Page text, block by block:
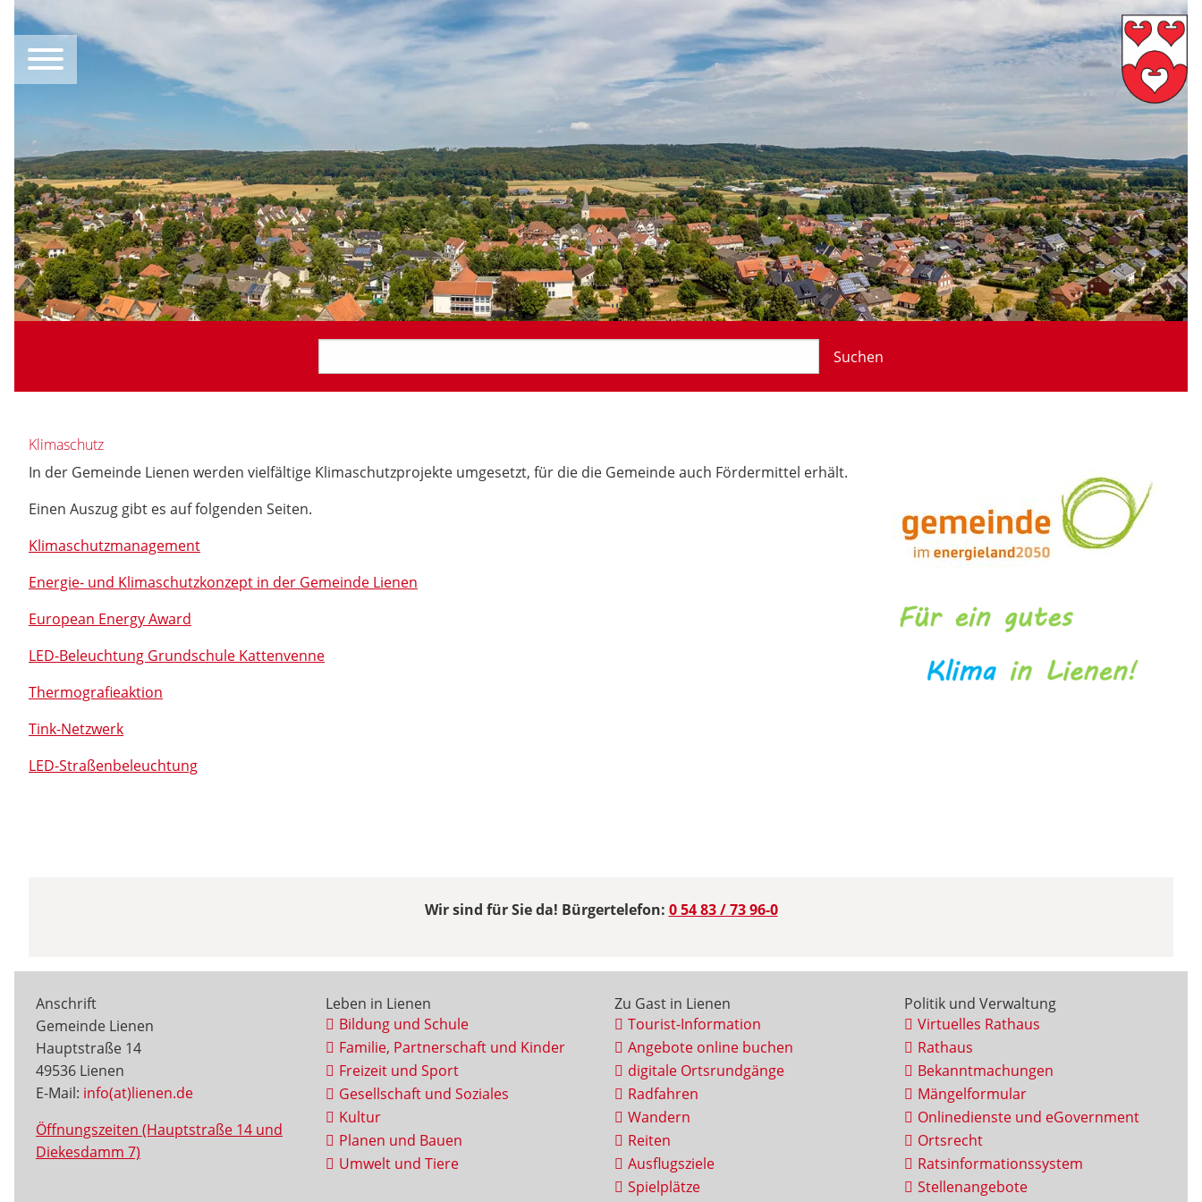
Suchen
Klimaschutz
In der Gemeinde Lienen werden vielfältige Klimaschutzprojekte umgesetzt, für die die Gemeinde auch Fördermittel erhält.
Einen Auszug gibt es auf folgenden Seiten.
Klimaschutzmanagement
Energie- und Klimaschutzkonzept in der Gemeinde Lienen
European Energy Award
LED-Beleuchtung Grundschule Kattenvenne
Thermografieaktion
Tink-Netzwerk
LED-Straßenbeleuchtung
Wir sind für Sie da! Bürgertelefon: 0 54 83 / 73 96-0
Anschrift
Gemeinde Lienen
Hauptstraße 14
49536 Lienen
E-Mail: info(at)lienen.de
Öffnungszeiten (Hauptstraße 14 und
Diekesdamm 7)
Leben in Lienen
Bildung und Schule
Familie, Partnerschaft und Kinder
Freizeit und Sport
Gesellschaft und Soziales
Kultur
Planen und Bauen
Umwelt und Tiere
Zu Gast in Lienen
Tourist-Information
Angebote online buchen
digitale Ortsrundgänge
Radfahren
Wandern
Reiten
Ausflugsziele
Spielplätze
Politik und Verwaltung
Virtuelles Rathaus
Rathaus
Bekanntmachungen
Mängelformular
Onlinedienste und eGovernment
Ortsrecht
Ratsinformationssystem
Stellenangebote